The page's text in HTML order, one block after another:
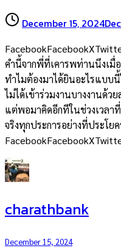
December 15, 2024
คำนี้จากพี่ที่เคารพท่านนึงเมื่
ทำไมต้องมาได้ยินอะไรแบบนี้
ไม่ได้เข้าร่วมงานบางงานด้ว
แต่พอมาคิดอีกทีในช่วงเวลา
จริงทุกประการอย่างที่ประโย
charathbank
December 15, 2024